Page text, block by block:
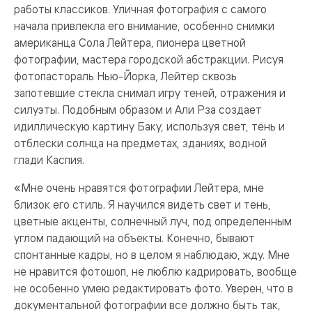
работы классиков. Уличная фотография с самого
начала привлекла его внимание, особенно снимки
американца Сола Лейтера, пионера цветной
фотографии, мастера городской абстракции. Рисуя
фотопастораль Нью-Йорка, Лейтер сквозь
запотевшие стекла снимал игру теней, отражения и
силуэты. Подобным образом и Али Рза создает
идиллическую картину Баку, используя свет, тень и
отблески солнца на предметах, зданиях, водной
глади Каспия.
«Мне очень нравятся фотографии Лейтера, мне
близок его стиль. Я научился видеть свет и тень,
цветные акценты, солнечный луч, под определенным
углом падающий на объекты. Конечно, бывают
спонтанные кадры, но в целом я наблюдаю, жду. Мне
не нравится фотошоп, не люблю кадрировать, вообще
не особенно умею редактировать фото. Уверен, что в
документальной фотографии все должно быть так,